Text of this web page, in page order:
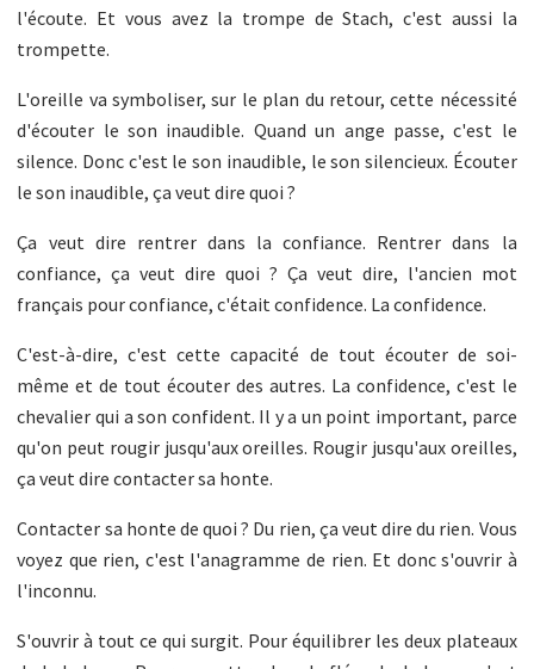
l'écoute. Et vous avez la trompe de Stach, c'est aussi la
trompette.
L'oreille va symboliser, sur le plan du retour, cette nécessité
d'écouter le son inaudible. Quand un ange passe, c'est le
silence. Donc c'est le son inaudible, le son silencieux. Écouter
le son inaudible, ça veut dire quoi ?
Ça veut dire rentrer dans la confiance. Rentrer dans la
confiance, ça veut dire quoi ? Ça veut dire, l'ancien mot
français pour confiance, c'était confidence. La confidence.
C'est-à-dire, c'est cette capacité de tout écouter de soi-
même et de tout écouter des autres. La confidence, c'est le
chevalier qui a son confident. Il y a un point important, parce
qu'on peut rougir jusqu'aux oreilles. Rougir jusqu'aux oreilles,
ça veut dire contacter sa honte.
Contacter sa honte de quoi ? Du rien, ça veut dire du rien. Vous
voyez que rien, c'est l'anagramme de rien. Et donc s'ouvrir à
l'inconnu.
S'ouvrir à tout ce qui surgit. Pour équilibrer les deux plateaux